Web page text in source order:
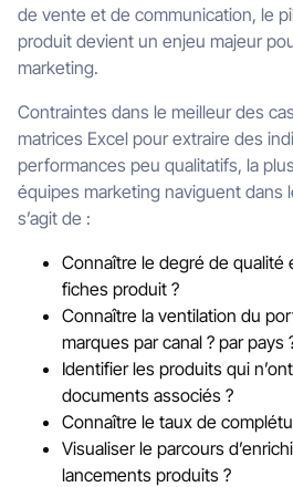
de vente et de communication, le
produit devient un enjeu majeur
marketing.
Contraintes dans le meilleur des
matrices Excel pour extraire des
performances peu qualitatifs, la
équipes marketing naviguent dans
s’agit de :
Connaître le degré de qualité
fiches produit ?
Connaître la ventilation du
marques par canal ? par pays
Identifier les produits qui
documents associés ?
Connaître le taux de
Visualiser le parcours
lancements produits ?